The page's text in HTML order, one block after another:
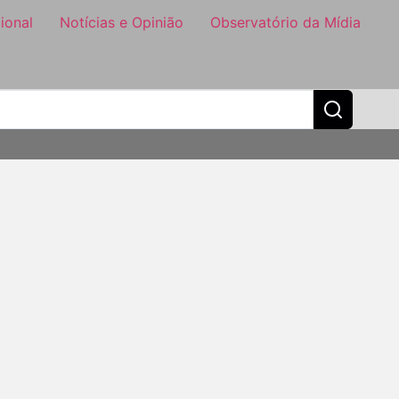
Notícias e Opinião Observatório da Mídia